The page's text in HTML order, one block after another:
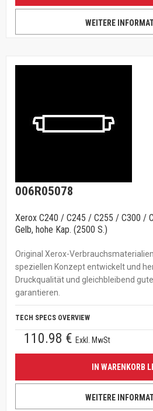
WEITERE
006R05078
Xerox C240 / C245 / C255 / C300 /
Gelb, hohe Kap. (2500 S.)
Original Xerox-
speziellen Konzept entwickelt und
Druckqualität und gleichbleibend
garantieren.
TECH SPECS OVERVIEW
110.98 € Exkl. MwSt
IN WARENKORB
WEITERE